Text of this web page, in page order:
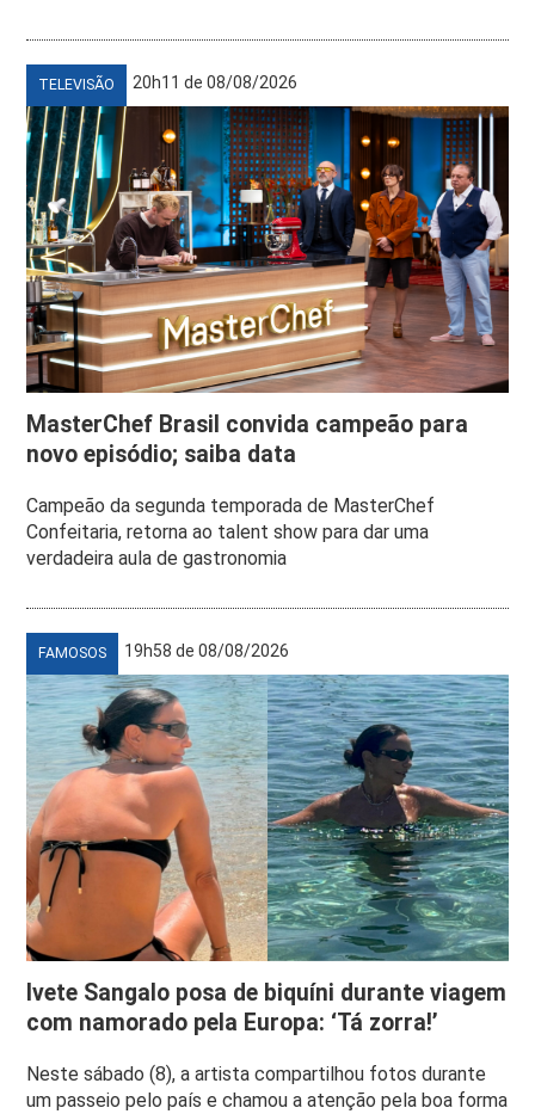
TELEVISÃO 20h11 de 08/08/2026
MasterChef Brasil convida campeão para
novo episódio; saiba data
Campeão da segunda temporada de MasterChef
Confeitaria, retorna ao talent show para dar uma
verdadeira aula de gastronomia
FAMOSOS 19h58 de 08/08/2026
Ivete Sangalo posa de biquíni durante viagem
com namorado pela Europa: ‘Tá zorra!’
Neste sábado (8), a artista compartilhou fotos durante
um passeio pelo país e chamou a atenção pela boa forma